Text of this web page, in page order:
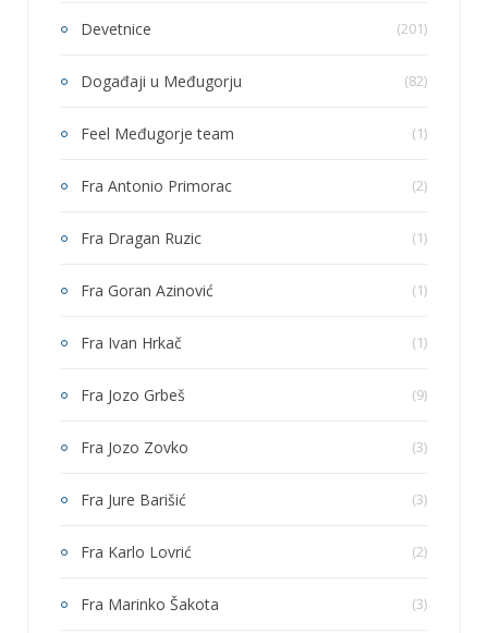
Devetnice (201)
Događaji u Međugorju (82)
Feel Međugorje team (1)
Fra Antonio Primorac (2)
Fra Dragan Ruzic (1)
Fra Goran Azinović (1)
Fra Ivan Hrkač (1)
Fra Jozo Grbeš (9)
Fra Jozo Zovko (3)
Fra Jure Barišić (3)
Fra Karlo Lovrić (2)
Fra Marinko Šakota (3)